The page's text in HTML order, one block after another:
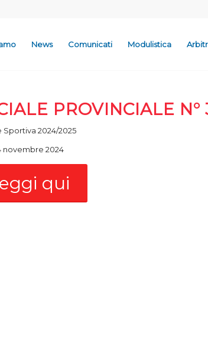
News Comunicati Modulistica
PROVINCIALE N°
Sportiva 2024/2025
novembre 2024
qui